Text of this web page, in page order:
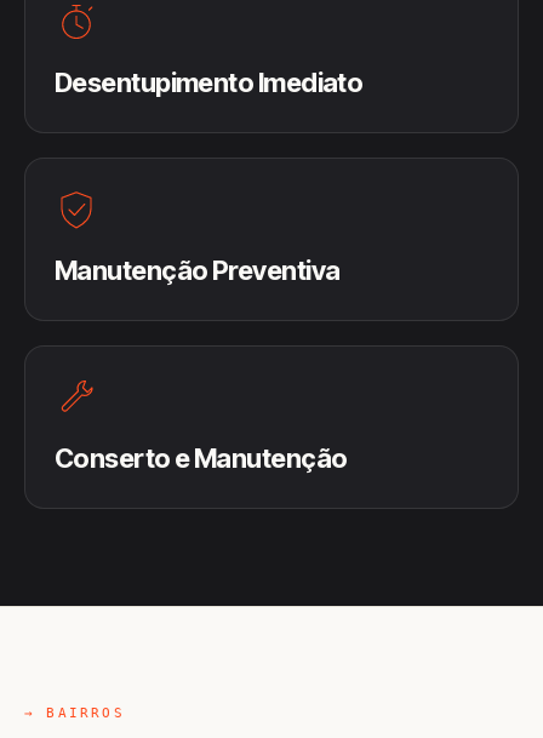
Desentupimento Imediato
Manutenção Preventiva
Conserto e Manutenção
→ BAIRROS